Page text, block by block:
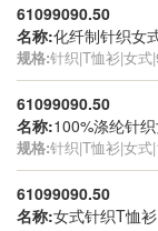
61099090.50
名称:化纤制针织女
规格:针织|T恤衫|女式
61099090.50
名称:100%涤纶针
规格:针织|T恤衫|女式
61099090.50
名称:女式针织T恤衫